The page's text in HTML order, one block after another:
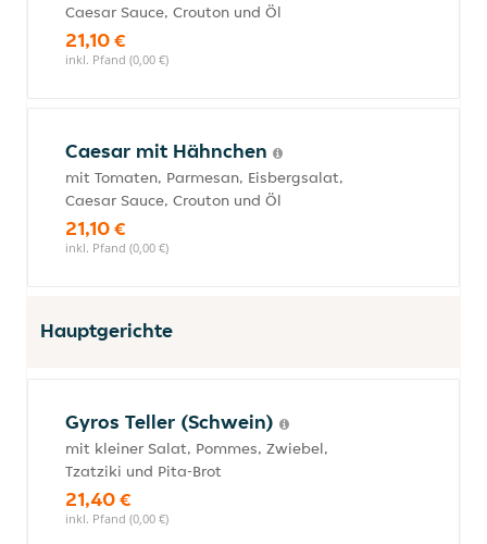
Caesar Sauce, Crouton und Öl
21,10 €
inkl. Pfand (0,00 €)
Caesar mit Hähnchen
mit Tomaten, Parmesan, Eisbergsalat,
Caesar Sauce, Crouton und Öl
21,10 €
inkl. Pfand (0,00 €)
Hauptgerichte
Gyros Teller (Schwein)
mit kleiner Salat, Pommes, Zwiebel,
Tzatziki und Pita-Brot
21,40 €
inkl. Pfand (0,00 €)